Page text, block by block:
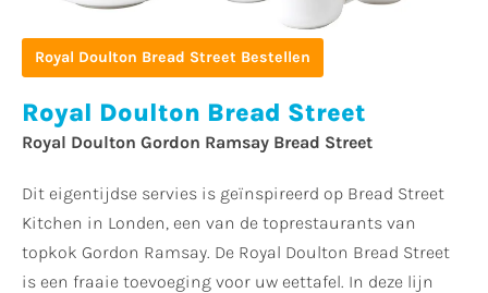
Royal Doulton Bread Street Bestellen
Royal Doulton Bread Street
Royal Doulton Gordon Ramsay Bread Street
Dit eigentijdse servies is geïnspireerd op Bread Street
Kitchen in Londen, een van de toprestaurants van
topkok Gordon Ramsay. De Royal Doulton Bread Street
is een fraaie toevoeging voor uw eettafel. In deze lijn